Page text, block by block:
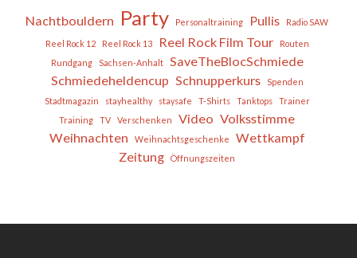
Nachtbouldern Party Personaltraining Pullis Radio SAW
Reel Rock 12 Reel Rock 13 Reel Rock Film Tour
Routen
Rundgang
Sachsen-Anhalt
SaveTheBlocSchmiede
Schmiedeheldencup Schnupperkurs
Spenden
Stadtmagazin
stayhealthy staysafe T-Shirts Tanktops
Trainer
Training
TV Verschenken Video Volksstimme
Weihnachten
Weihnachtsgeschenke
Wettkampf
Zeitung
Öffnungszeiten